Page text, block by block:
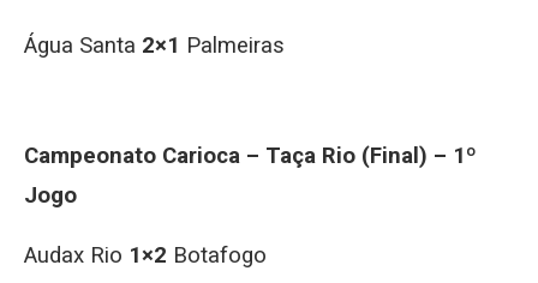
Água Santa 2×1 Palmeiras
Campeonato Carioca – Taça Rio (Final) – 1º
Jogo
Audax Rio 1×2 Botafogo